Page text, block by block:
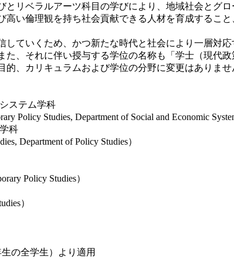
とリベラルアーツ科目の学びにより、地域社会とグ
高い倫理観を持ち社会貢献できる人材を育成するこ
していくため、かつ新たな時代と社会により一層対
た、それに伴い授与する学位の名称も「学士（現代
、カリキュラムおよび学位の分野に変更はありませ
ステム学科
Studies, Department of Social and Economic
科
Department of Policy Studies）
Policy Studies）
）
の全学生）より適用